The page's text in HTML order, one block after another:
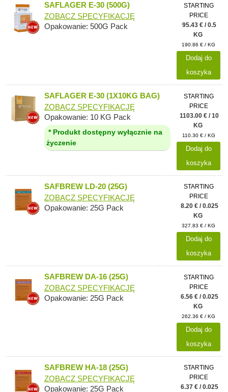
SAFLAGER E-30 (500G)
ZOBACZ SPECYFIKACJĘ
Opakowanie: 500G Pack
STARTING
PRICE
95.43 € / 0.5
KG
190.86 € / KG
Dodaj do
koszyka
SAFLAGER E-30 (1X10KG BAG)
ZOBACZ SPECYFIKACJĘ
Opakowanie: 10 KG Pack
* Produkt dostępny wyłącznie na
życzenie
STARTING
PRICE
1103.00 € / 10
KG
110.30 € / KG
Dodaj do
koszyka
SAFBREW LD-20 (25G)
ZOBACZ SPECYFIKACJĘ
Opakowanie: 25G Pack
STARTING
PRICE
8.20 € / 0.025
KG
327.83 € / KG
Dodaj do
koszyka
SAFBREW DA-16 (25G)
ZOBACZ SPECYFIKACJĘ
Opakowanie: 25G Pack
STARTING
PRICE
6.56 € / 0.025
KG
262.36 € / KG
Dodaj do
koszyka
SAFBREW HA-18 (25G)
ZOBACZ SPECYFIKACJĘ
Opakowanie: 25G Pack
STARTING
PRICE
6.37 € / 0.025